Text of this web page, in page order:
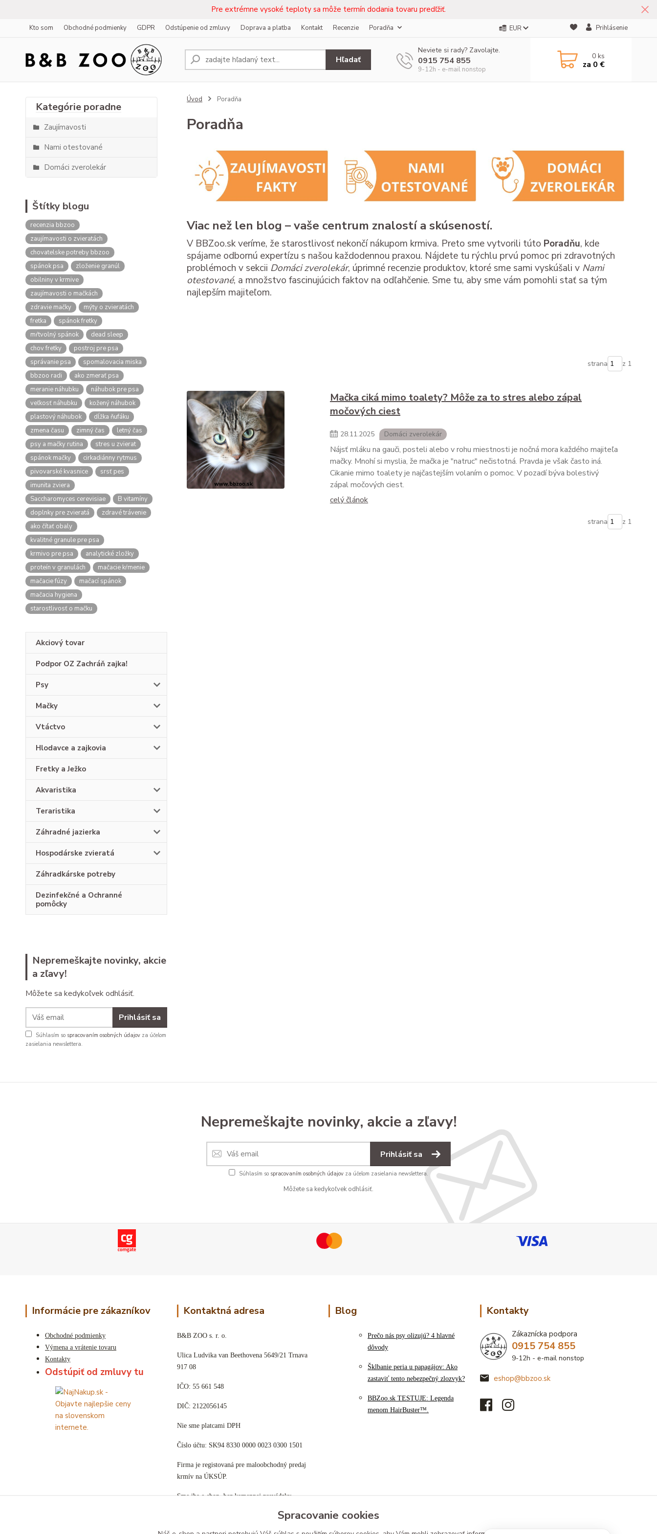
Pre extrémne vysoké teploty sa môže termín dodania tovaru predľžiť.
Kto som Obchodné podmienky GDPR Odstúpenie od zmluvy Doprava a platba Kontakt Recenzie Poradňa EUR Prihlásenie
Hľadať
Neviete si rady? Zavolajte.
0915 754 855
9-12h - e-mail nonstop
0ks
za 0 €
Zaujímavosti
Nami otestované
Domáci zverolekár
Štítky blogu
recenzia bbzoo
zaujímavosti o zvieratách
chovatelske potreby bbzoo
spánok psa
zloženie granúl
obilniny v krmive
zaujímavosti o mačkách
zdravie mačky
mýty o zvieratách
fretka
spánok fretky
mŕtvolný spánok
dead sleep
chov fretky
postroj pre psa
správanie psa
spomalovacia miska
bbzoo radi
ako zmerať psa
meranie náhubku
náhubok pre psa
veľkosť náhubku
kožený náhubok
plastový náhubok
dĺžka ňufáku
zmena času
zimný čas
letný čas
psy a mačky rutina
stres u zvierat
spánok mačky
cirkadiánny rytmus
pivovarské kvasnice
srsť pes
imunita zviera
Saccharomyces cerevisiae
B vitamíny
doplnky pre zvieratá
zdravé trávenie
ako čítať obaly
kvalitné granule pre psa
krmivo pre psa
analytické zložky
proteín v granulách
mačacie kŕmenie
mačacie fúzy
mačací spánok
mačacia hygiena
starostlivosť o mačku
Akciový tovar
Podpor OZ Zachráň zajka!
Psy
Mačky
Vtáctvo
Hlodavce a zajkovia
Fretky a Ježko
Akvaristika
Teraristika
Záhradné jazierka
Hospodárske zvieratá
Záhradkárske potreby
Dezinfekčné a Ochranné
pomôcky
Nepremeškajte novinky, akcie
a zľavy!
Môžete sa kedykoľvek odhlásiť.
Prihlásiť sa
Súhlasím so spracovaním osobných údajov za účelom
zasielania newslettera.
Úvod Poradňa
Poradňa
Viac než len blog – vaše centrum znalostí a skúseností.
V BBZoo.sk veríme, že starostlivosť nekončí nákupom krmiva. Preto sme vytvorili túto Poradňu, kde
spájame odbornú expertízu s našou každodennou praxou. Nájdete tu rýchlu prvú pomoc pri zdravotných
problémoch v sekcii Domáci zverolekár, úprimné recenzie produktov, ktoré sme sami vyskúšali v Nami
otestované, a množstvo fascinujúcich faktov na odľahčenie. Sme tu, aby sme vám pomohli stať sa tým
najlepším majiteľom.
strana z 1
Mačka ciká mimo toalety? Môže za to stres alebo zápal
močových ciest
28.11.2025 Domáci zverolekár
Nájsť mláku na gauči, posteli alebo v rohu miestnosti je nočná mora každého majiteľa
mačky. Mnohí si myslia, že mačka je "natruc" nečistotná. Pravda je však často iná.
Cikanie mimo toalety je najčastejším volaním o pomoc. V pozadí býva bolestivý
zápal močových ciest.
celý článok
strana z 1
Nepremeškajte novinky, akcie a zľavy!
Prihlásiť sa
Súhlasím so spracovaním osobných údajov za účelom zasielania newslettera.
Môžete sa kedykoľvek odhlásiť.
Informácie pre zákazníkov
Obchodné podmienky
Výmena a vrátenie tovaru
Kontakty
Odstúpiť od zmluvy tu
Kontaktná adresa
B&B ZOO s. r. o.
Ulica Ludvika van Beethovena 5649/21 Trnava
917 08
IČO: 55 661 548
DIČ: 2122056145
Nie sme platcami DPH
Číslo účtu: SK94 8330 0000 0023 0300 1501
Firma je registovaná pre maloobchodný predaj
krmív na ÚKSÚP.
Sme iba e-shop, bez kamennej prevádzky
Blog
Prečo nás psy olizujú? 4 hlavné
dôvody
Šklbanie peria u papagájov: Ako
zastaviť tento nebezpečný zlozvyk?
BBZoo.sk TESTUJE: Legenda
menom HairBuster™.
Kontakty
Zákaznícka podpora
0915 754 855
9-12h - e-mail nonstop
eshop@bbzoo.sk
Spracovanie cookies